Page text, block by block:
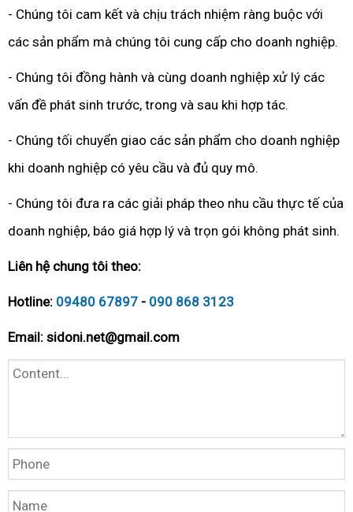
- Chúng tôi cam kết và chịu trách nhiệm ràng buộc với
các sản phẩm mà chúng tôi cung cấp cho doanh nghiệp.
- Chúng tôi đồng hành và cùng doanh nghiệp xử lý các
vấn đề phát sinh trước, trong và sau khi hợp tác.
- Chúng tối chuyển giao các sản phẩm cho doanh nghiệp
khi doanh nghiệp có yêu cầu và đủ quy mô.
- Chúng tôi đưa ra các giải pháp theo nhu cầu thực tế của
doanh nghiệp, báo giá hợp lý và trọn gói không phát sinh.
Liên hệ chung tôi theo:
Hotline: 09480 67897 - 090 868 3123
Email: sidoni.net@gmail.com